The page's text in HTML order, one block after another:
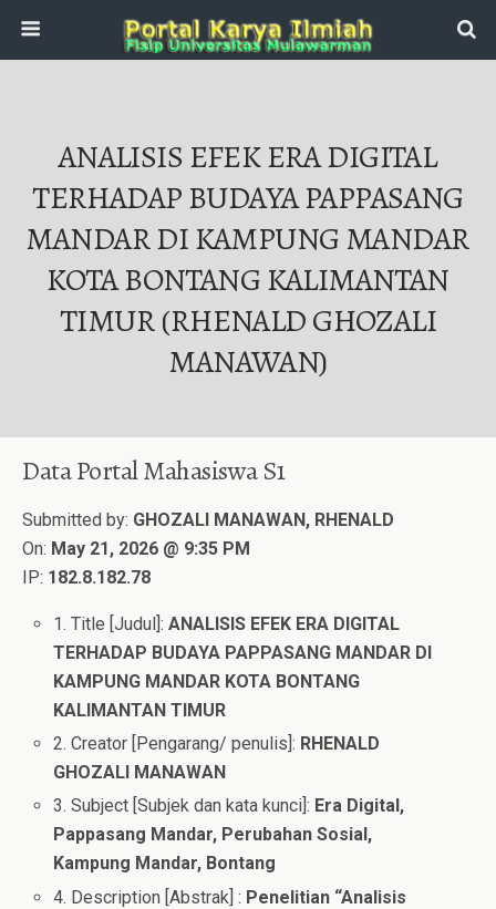
ANALISIS EFEK ERA DIGITAL
TERHADAP BUDAYA PAPPASANG
MANDAR DI KAMPUNG MANDAR
KOTA BONTANG KALIMANTAN
TIMUR (RHENALD GHOZALI
MANAWAN)
Data Portal Mahasiswa S1
Submitted by: GHOZALI MANAWAN, RHENALD
On: May 21, 2026 @ 9:35 PM
IP: 182.8.182.78
1. Title [Judul]:ANALISIS EFEK ERA DIGITAL
TERHADAP BUDAYA PAPPASANG MANDAR DI
KAMPUNG MANDAR KOTA BONTANG
KALIMANTAN TIMUR
2. Creator [Pengarang/ penulis]: RHENALD
GHOZALI MANAWAN
3. Subject [Subjek dan kata kunci]: Era Digital,
Pappasang Mandar, Perubahan Sosial,
Kampung Mandar, Bontang
4. Description [Abstrak] : Penelitian “Analisis